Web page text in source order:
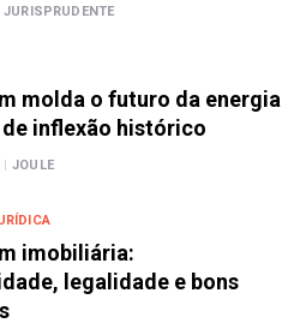
JURISPRUDENTE
molda o futuro da energia
inflexão histórico
| JOULE
imobiliária:
legalidade e bons